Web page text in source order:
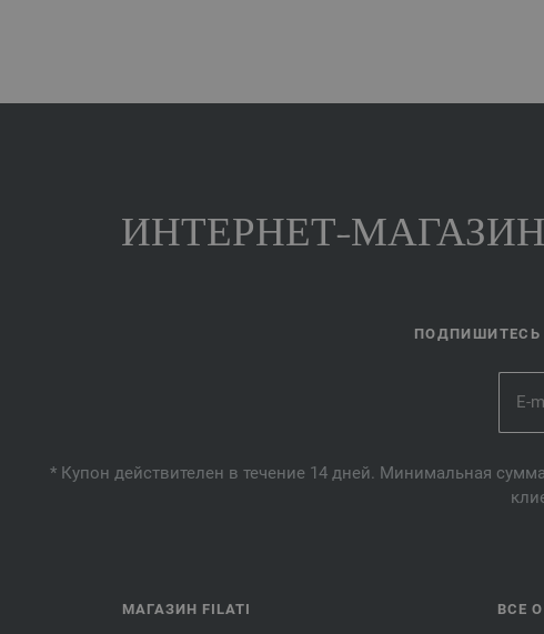
ИНТЕРНЕТ-МАГАЗИН
ПОДПИШИТЕСЬ
* Купон действителен в течение 14 дней. Минимальная
МАГАЗИН FILATI ВСЕ